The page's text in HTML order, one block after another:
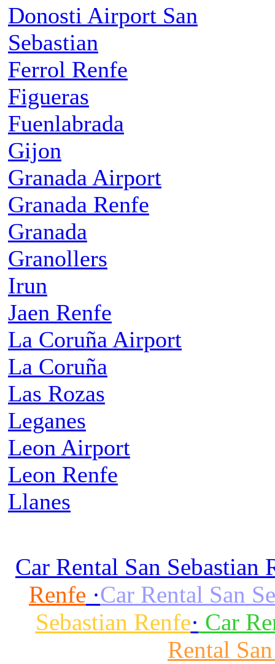
Donosti Airport San
Sebastian
Ferrol Renfe
Figueras
Fuenlabrada
Gijon
Granada Airport
Granada Renfe
Granada
Granollers
Irun
Jaen Renfe
La Coruña Airport
La Coruña
Las Rozas
Leganes
Leon Airport
Leon Renfe
Llanes
Car Rental San Sebastian
Renfe ·Car Rental San
Sebastian Renfe· Car
Rental